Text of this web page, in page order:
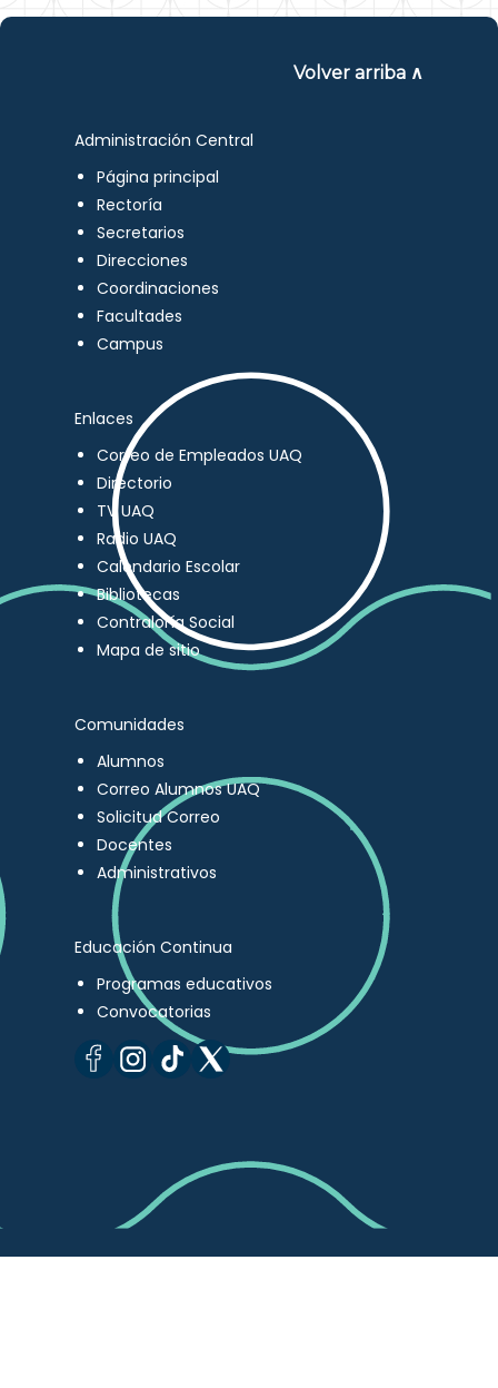
Volver arriba ∧
Administración Central
Página principal
Rectoría
Secretarios
Direcciones
Coordinaciones
Facultades
Campus
Enlaces
Correo de Empleados UAQ
Directorio
TV UAQ
Radio UAQ
Calendario Escolar
Bibliotecas
Contraloría Social
Mapa de sitio
Comunidades
Alumnos
Correo Alumnos UAQ
Solicitud Correo
Docentes
Administrativos
Educación Continua
Programas educativos
Convocatorias